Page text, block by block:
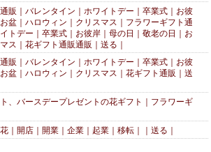
販｜バレンタイン｜ホワイトデー｜卒業式｜お彼
盆｜ハロウィン｜クリスマス｜フラワーギフト通
トデー｜卒業式｜お彼岸｜母の日｜敬老の日｜お
ス｜花ギフト通販通販｜送る｜
販｜バレンタイン｜ホワイトデー｜卒業式｜お彼
盆｜ハロウィン｜クリスマス｜花ギフト通販｜送
、バースデープレゼントの花ギフト｜フラワーギ
｜開店｜開業｜企業｜起業｜移転｜｜送る｜